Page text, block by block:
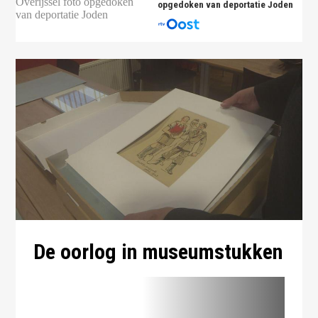
opgedoken van deportatie Joden
De oorlog in museumstukken